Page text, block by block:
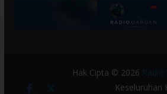
Hak Cipta © 2026
Keseluruhan